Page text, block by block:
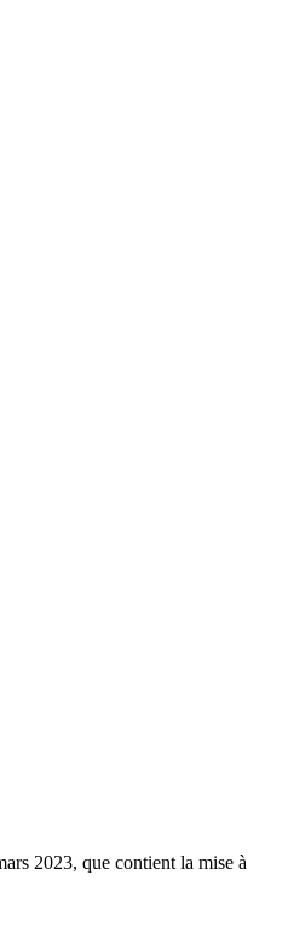
2023, que contient la mise à